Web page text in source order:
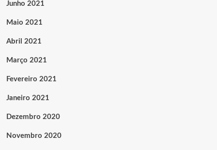
Junho 2021
Maio 2021
Abril 2021
Março 2021
Fevereiro 2021
Janeiro 2021
Dezembro 2020
Novembro 2020